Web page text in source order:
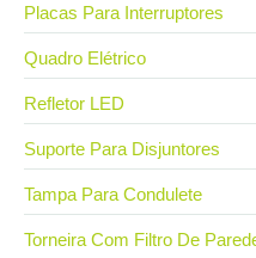
Placas Para Interruptores
Quadro Elétrico
Refletor LED
Suporte Para Disjuntores
Tampa Para Condulete
Torneira Com Filtro De